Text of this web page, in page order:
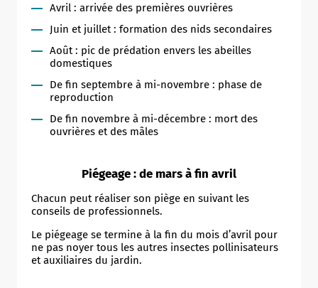
Avril : arrivée des premières ouvrières
Juin et juillet : formation des nids secondaires
Août : pic de prédation envers les abeilles
domestiques
De fin septembre à mi-novembre : phase de
reproduction
De fin novembre à mi-décembre : mort des
ouvrières et des mâles
Piégeage : de mars à fin avril
Chacun peut réaliser son piège en suivant les
conseils de professionnels.
Le piégeage se termine à la fin du mois d’avril pour
ne pas noyer tous les autres insectes pollinisateurs
et auxiliaires du jardin.